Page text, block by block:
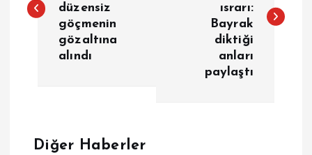
z
düzensiz
göçmenin
gözaltına
alındı
ısrarı:
Bayrak
diktiği
anları
paylaştı
Diğer Haberler